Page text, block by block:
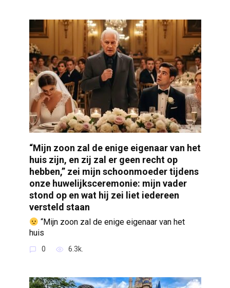
“Mijn zoon zal de enige eigenaar van het
huis zijn, en zij zal er geen recht op
hebben,” zei mijn schoonmoeder tijdens
onze huwelijksceremonie: mijn vader
stond op en wat hij zei liet iedereen
versteld staan
“Mijn zoon zal de enige eigenaar van het
huis
0 6.3k.